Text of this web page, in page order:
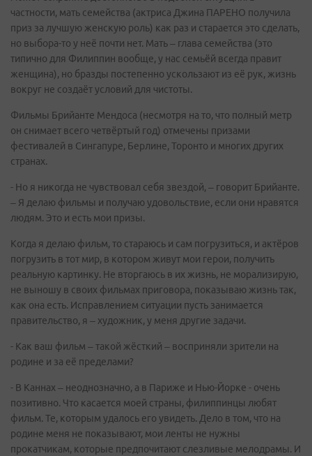
частности, мать семейства (актриса Джина ПАРЕНО получила
приз за лучшую женскую роль) как раз и старается это сделать,
но выбора-то у неё почти нет. Мать – глава семейства (это
типично для Филиппин вообще, у нас семьёй всегда правит
женщина), но бразды постепенно ускользают из её рук, жизнь
вокруг не создаёт условий для чистоты.
Фильмы Брийанте Мендоса (несмотря на то, что полный метр
он снимает всего четвёртый год) отмечены призами
фестивалей в Сингапуре, Берлине, Торонто и многих других
странах.
- Но я никогда не чувствовал себя звездой, – говорит Брийанте.
– Я делаю фильмы и получаю удовольствие, если они нравятся
людям. Это и есть мои призы.
Когда я делаю фильм, то стараюсь и сам погрузиться, и актёров
погрузить в тот мир, в котором живут мои герои, получить
реальную картинку. Не вторгаюсь в их жизнь, не морализирую,
не выношу в своих фильмах приговора, показываю жизнь так,
как она есть. Исправлением ситуации пусть занимается
правительство, я – художник, у меня другие задачи.
- Как ваш фильм – такой жёсткий – восприняли зрители на
родине и за её пределами?
- В Каннах – неоднозначно, а в Париже и Нью-Йорке - очень
позитивно. Что касается моей страны, филиппинцы любят
фильм. Те, которым удалось его увидеть. Дело в том, что на
родине меня не показывают, мои ленты не нужны
прокатчикам, которые предпочитают слезливые мелодрамы. И